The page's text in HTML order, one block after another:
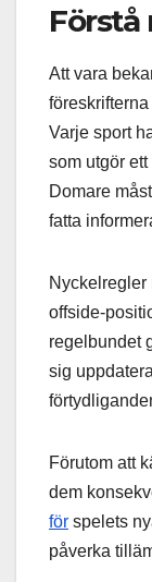
Förstå
Att vara
Varje sport
som utgör
Domare
fatta
Nyckelregler
offside-
regelbundet
sig
Förutom att
dem
för spelets
påverka